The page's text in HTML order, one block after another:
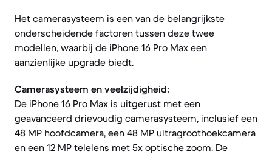
Het camerasysteem is een van de belangrijkste
onderscheidende factoren tussen deze twee
modellen, waarbij de iPhone 16 Pro Max een
aanzienlijke upgrade biedt.
Camerasysteem en veelzijdigheid:
De iPhone 16 Pro Max is uitgerust met een
geavanceerd drievoudig camerasysteem, inclusief een
48 MP hoofdcamera, een 48 MP ultragroothoekcamera
en een 12 MP telelens met 5x optische zoom. De